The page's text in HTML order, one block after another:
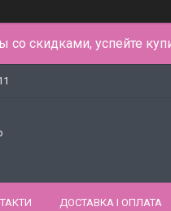
скидками, успейте
ДОСТАВКА І ОПЛАТА